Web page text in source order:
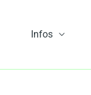
Infos